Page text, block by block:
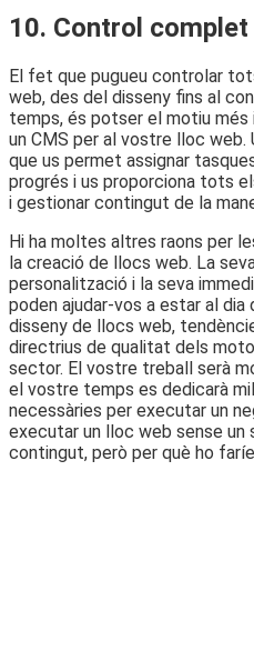
10. Control complet
El fet que pugueu controlar
web, des del disseny fins al
temps, és potser el motiu
un CMS per al vostre lloc web.
que us permet assignar
progrés i us proporciona tots
i gestionar contingut de la
Hi ha moltes altres raons per
la creació de llocs web. La
personalització i la seva
poden ajudar-vos a estar al
disseny de llocs web,
directrius de qualitat dels
sector. El vostre treball serà
el vostre temps es dedicarà
necessàries per executar un
executar un lloc web sense un
contingut, però per què ho